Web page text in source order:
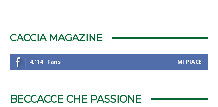
CACCIA MAGAZINE
4,114 Fans MI PIACE
BECCACCE CHE PASSIONE